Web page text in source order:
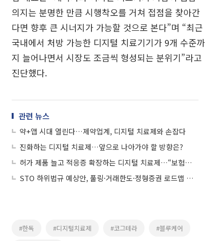
의지는 분명한 만큼 시행착오를 거쳐 접점을 찾아간
다면 향후 큰 시너지가 가능할 것으로 본다”며 “최근
국내에서 처방 가능한 디지털 치료기기가 9개 수준까
지 늘어나면서 시장도 조금씩 형성되는 분위기”라고
진단했다.
관련 뉴스
약+앱 시대 열린다…제약업계, 디지털 치료제와 손잡다
진화하는 디지털 치료제…앞으로 나아가야 할 방향은?
허가 제품 늘고 적응증 확장하는 디지털 치료제…“보험수가 숙제”
STO 하위법규 예상안, 풀링·거래한도·정형증권 로드맵 제시
#한독 #디지털치료제 #코그테라 #블루케어